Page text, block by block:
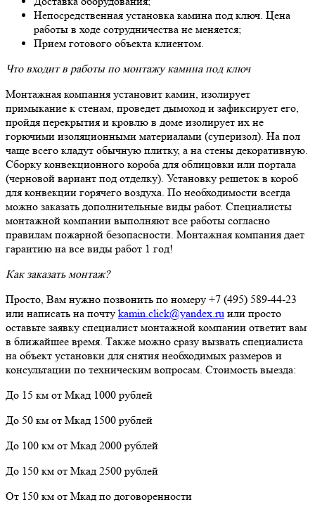
Непосредственная установка камина под ключ. Цена
работы в ходе сотрудничества не меняется;
Прием готового объекта клиентом.
Что входит в работы по монтажу камина под ключ
Монтажная компания установит камин, изолирует
примыкание к стенам, проведет дымоход и зафиксирует его,
пройдя перекрытия и кровлю в доме изолирует их не
горючими изоляционными материалами (суперизол). На пол
чаще всего кладут обычную плитку, а на стены декоративную.
Сборку конвекционного короба для облицовки или портала
(черновой вариант под отделку). Установку решеток в короб
для конвекции горячего воздуха. По необходимости всегда
можно заказать дополнительные виды работ. Специалисты
монтажной компании выполняют все работы согласно
правилам пожарной безопасности. Монтажная компания дает
гарантию на все виды работ 1 год!
Как заказать монтаж?
Просто, Вам нужно позвонить по номеру +7 (495) 589-44-23
или написать на почту kamin.click@yandex.ru или просто
оставьте заявку специалист монтажной компании ответит вам
в ближайшее время. Также можно сразу вызвать специалиста
на объект установки для снятия необходимых размеров и
консультации по техническим вопросам. Стоимость выезда:
До 15 км от Мкад 1000 рублей
До 50 км от Мкад 1500 рублей
До 100 км от Мкад 2000 рублей
До 150 км от Мкад 2500 рублей
От 150 км от Мкад по договоренности